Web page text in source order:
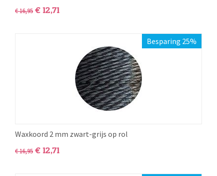
€16,95 € 12,71
Besparing 25%
Waxkoord 2 mm zwart-grijs op rol
€16,95 € 12,71